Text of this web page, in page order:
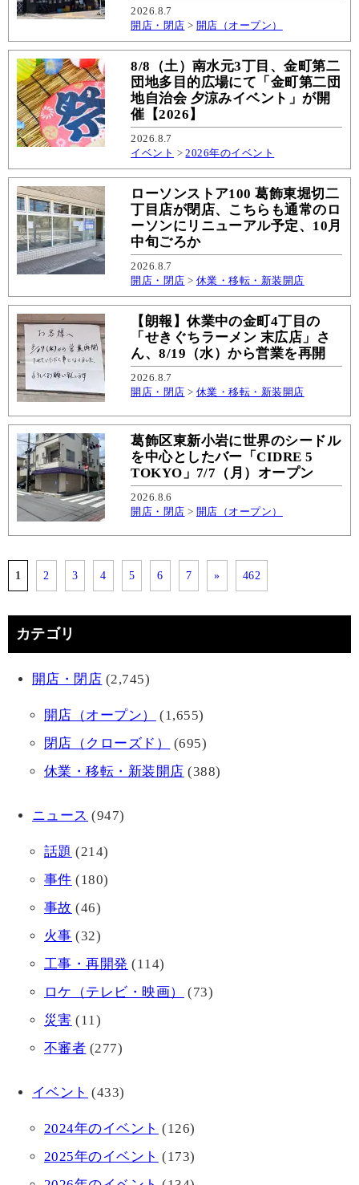
2026.8.7
開店・閉店 > 開店（オープン）
8/8（土）南水元3丁目、金町第二
団地多目的広場にて「金町第二団
地自治会 夕涼みイベント」が開
催【2026】
2026.8.7
イベント >2026年のイベント
ローソンストア100 葛飾東堀切二
丁目店が閉店、こちらも通常のロ
ーソンにリニューアル予定、10月
中旬ごろか
2026.8.7
開店・閉店 > 休業・移転・新装開店
【朗報】休業中の金町4丁目の
「せきぐちラーメン 末広店」さ
ん、8/19（水）から営業を再開
2026.8.7
開店・閉店 > 休業・移転・新装開店
葛飾区東新小岩に世界のシードル
を中心としたバー「CIDRE 5
TOKYO」7/7（月）オープン
2026.8.6
開店・閉店 > 開店（オープン）
1 2 3 4 5 6 7 » 462
カテゴリ
開店・閉店 (2,745)
開店（オープン）
(1,655)
閉店（クローズド）
(695)
休業・移転・新装開店 (388)
ニュース (947)
話題 (214)
事件 (180)
事故 (46)
火事 (32)
工事・再開発 (114)
ロケ（テレビ・映画）
(73)
災害 (11)
不審者 (277)
イベント (433)
2024年のイベント (126)
2025年のイベント (173)